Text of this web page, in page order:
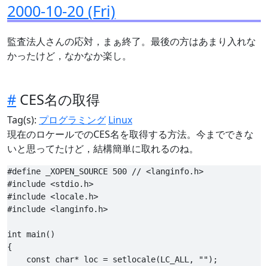
2000-10-20 (Fri)
監査法人さんの応対，まぁ終了。最後の方はあまり入れな
かったけど，なかなか楽し。
# CES名の取得
Tag(s): プログラミング Linux
現在のロケールでのCES名を取得する方法。今までできな
いと思ってたけど，結構簡単に取れるのね。
#define _XOPEN_SOURCE 500 // <langinfo.h>
#include <stdio.h>
#include <locale.h>
#include <langinfo.h>
int main()
{
    const char* loc = setlocale(LC_ALL, "");